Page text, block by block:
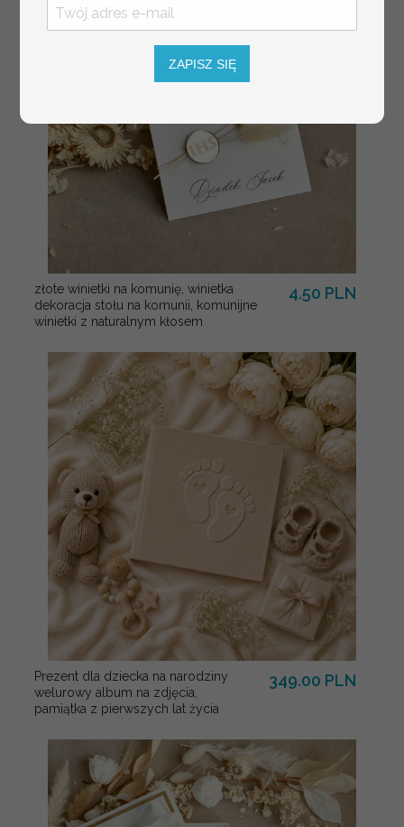
złote winietki na komunię, winietka
dekoracja stołu na komunii, komunijne
winietki z naturalnym kłosem
4.50 PLN
Prezent dla dziecka na narodziny
welurowy album na zdjęcia,
pamiątka z pierwszych lat życia
349.00 PLN
ZAPISZ SIĘ